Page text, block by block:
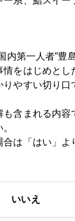
に１２日に暴落
０ドル接近
に急騰 為替介入
内第一人者”豊
情をはじめとし
りやすい切り口
も含まれる内容
合は「はい」よ
いいえ